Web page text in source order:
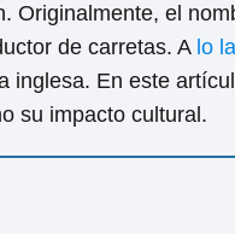
Originalmente, el
de carretas. A lo
inglesa. En este
su impacto cultural.